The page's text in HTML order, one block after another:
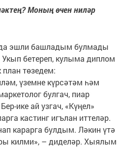
Моның өчен ниләр
эшли башладым булмады
бетереп, кулыма диплом
план төзедем:
үземне күрсәтәм һәм
булгач, пиар
ике ай узгач, «Күңел»
кастинг игълан иттеләр.
карарга булдым. Ләкин үтә
килми», – диделәр. Хыялым